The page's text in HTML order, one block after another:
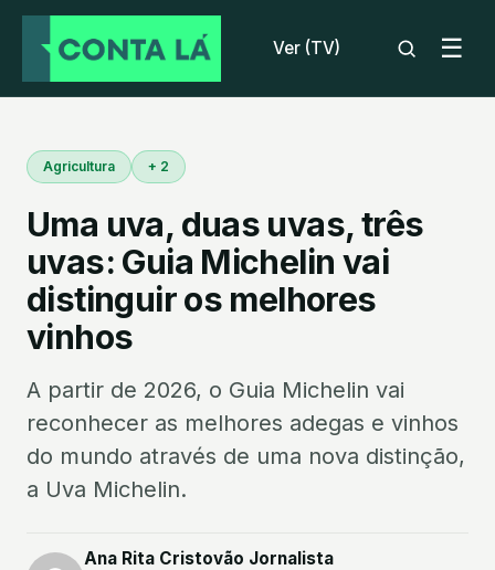
Ver (TV) ☰
Agricultura + 2
Uma uva, duas uvas, três
uvas: Guia Michelin vai
distinguir os melhores
vinhos
A partir de 2026, o Guia Michelin vai
reconhecer as melhores adegas e vinhos
do mundo através de uma nova distinção,
a Uva Michelin.
Ana Rita Cristovão Jornalista